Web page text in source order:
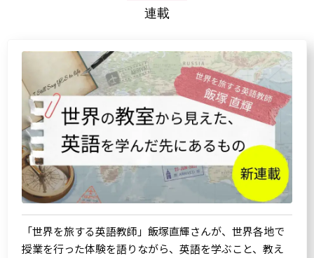
連載
「世界を旅する英語教師」飯塚直輝さんが、世界各地で
授業を行った体験を語りながら、英語を学ぶこと、教え